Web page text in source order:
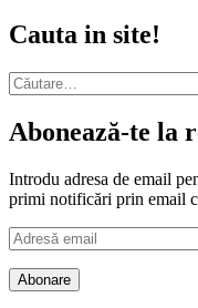
Cauta in site!
Caută
după:
Abonează-te la
Introdu adresa de email
primi notificări prin email
Adresă
email
Abonare